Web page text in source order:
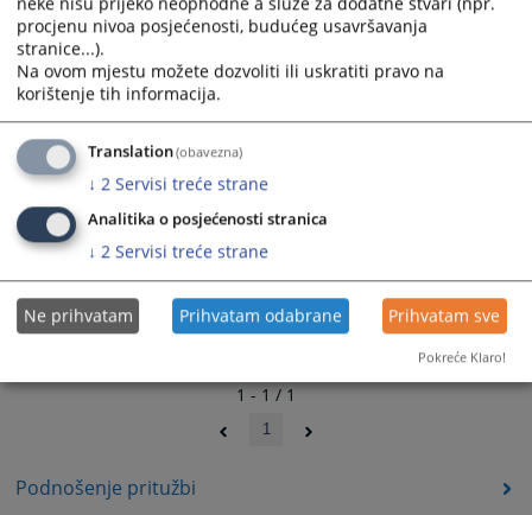
Podnošenje pritužbi
1 - 1 / 1
1
procjenu nivoa posjećenosti, budućeg usavršavanja
stranice...).
Na ovom mjestu možete dozvoliti ili uskratiti pravo na
korištenje tih informacija.
Translation(obavezna)
↓ 2 Servisi treće strane
Analitika o posjećenosti stranica
↓ 2 Servisi treće strane
Ne prihvatam Prihvatam odabrane Prihvatam sve
Pokreće Klaro!